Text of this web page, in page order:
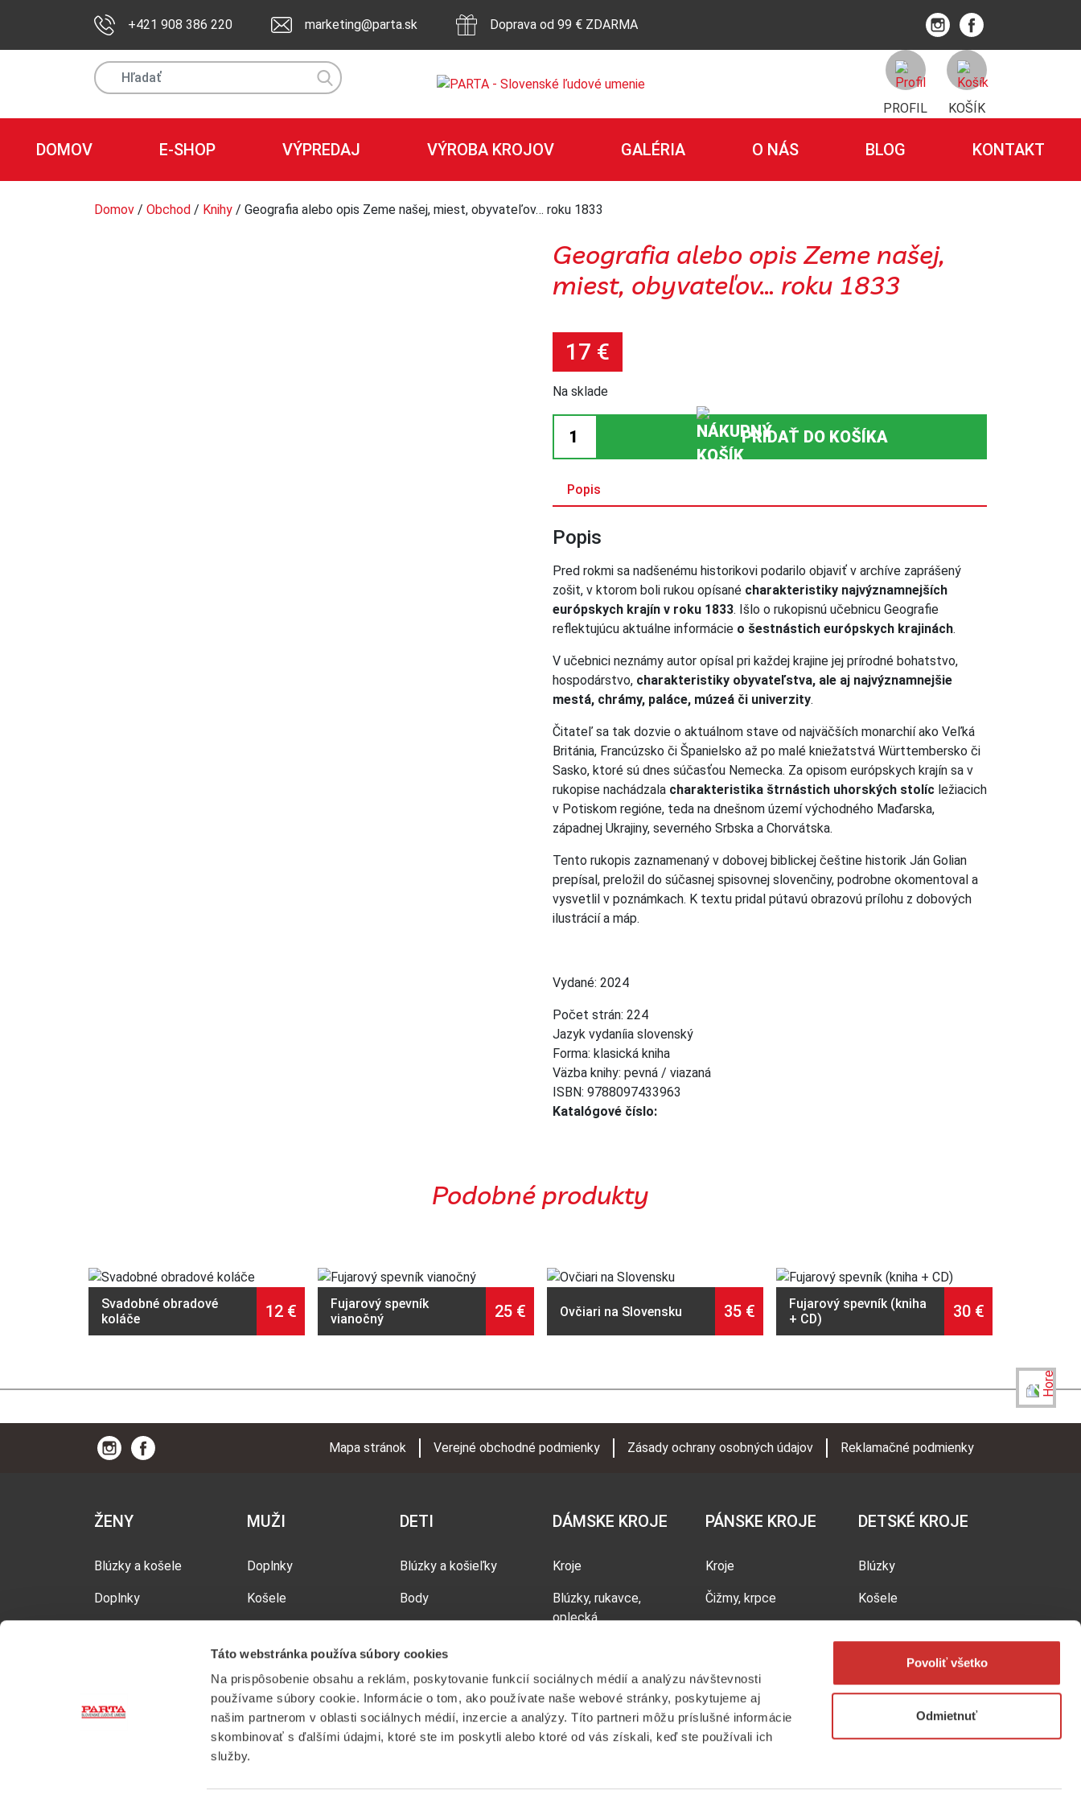
Táto webstránka používa súbory cookies
Na prispôsobenie obsahu a reklám, poskytovanie funkcií sociálnych médií a analýzu návštevnosti
používame súbory cookie. Informácie o tom, ako používate naše webové stránky, poskytujeme aj
našim partnerom v oblasti sociálnych médií, inzercie a analýzy. Títo partneri môžu príslušné informácie
skombinovať s ďalšími údajmi, ktoré ste im poskytli alebo ktoré od vás získali, keď ste používali ich
služby.
Povoliť všetko
Odmietnuť
+421 908 386 220 marketing@parta.sk Doprava od 99 € ZDARMA
PROFIL KOŠÍK
DOMOV E-SHOP VÝPREDAJ VÝROBA KROJOV GALÉRIA O NÁS BLOG KONTAKT
Domov / Obchod / Knihy / Geografia alebo opis Zeme našej, miest, obyvateľov… roku 1833
Geografia alebo opis Zeme našej,
miest, obyvateľov… roku 1833
17 €
Na sklade
Geografia
alebo
Zeme
miest,
roku
1833
PRIDAŤ DO KOŠÍKA
Popis
Popis
Pred rokmi sa nadšenému historikovi podarilo objaviť v archíve zaprášený
zošit, v ktorom boli rukou opísané charakteristiky najvýznamnejších
európskych krajín v roku 1833. Išlo o rukopisnú učebnicu Geografie
reflektujúcu aktuálne informácie o šestnástich európskych krajinách.
V učebnici neznámy autor opísal pri každej krajine jej prírodné bohatstvo,
hospodárstvo, charakteristiky obyvateľstva, ale aj najvýznamnejšie
mestá, chrámy, paláce, múzeá či univerzity.
Čitateľ sa tak dozvie o aktuálnom stave od najväčších monarchií ako Veľká
Británia, Francúzsko či Španielsko až po malé kniežatstvá Württembersko či
Sasko, ktoré sú dnes súčasťou Nemecka. Za opisom európskych krajín sa v
rukopise nachádzala charakteristika štrnástich uhorských stolíc ležiacich
v Potiskom regióne, teda na dnešnom území východného Maďarska,
západnej Ukrajiny, severného Srbska a Chorvátska.
Tento rukopis zaznamenaný v dobovej biblickej češtine historik Ján Golian
prepísal, preložil do súčasnej spisovnej slovenčiny, podrobne okomentoval a
vysvetlil v poznámkach. K textu pridal pútavú obrazovú prílohu z dobových
ilustrácií a máp.
Vydané: 2024
Počet strán: 224
Jazyk vydaníia slovenský
Forma: klasická kniha
Väzba knihy: pevná / viazaná
ISBN: 9788097433963
Katalógové číslo:
Podobné produkty
Svadobné obradové
koláče
12 €
Fujarový spevník
vianočný
25 € Ovčiari na Slovensku 35 €
Fujarový spevník (kniha
+ CD)
30 €
Mapa stránok Verejné obchodné podmienky Zásady ochrany osobných údajov Reklamačné podmienky
ŽENY
Blúzky a košele
Doplnky
MUŽI
Doplnky
Košele
Polokošele
Tričká
DETI
Blúzky a košieľky
Body
Šaty
Sukne
Tričká
DÁMSKE KROJE
Kroje
Blúzky, rukavce,
oplecká
Čižmy, tanečné
topánky, krpce
Šatky
PÁNSKE KROJE
Kroje
Čižmy, krpce
DETSKÉ KROJE
Blúzky
Košele